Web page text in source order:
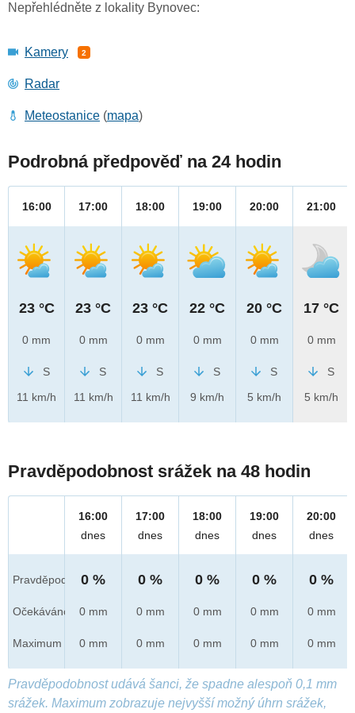
Nepřehlédněte z lokality Bynovec:
Kamery 2
Radar
Meteostanice (mapa)
Podrobná předpověď na 24 hodin
16:00
23 °C
0 mm
S
11 km/h
17:00
23 °C
0 mm
S
11 km/h
18:00
23 °C
0 mm
S
11 km/h
19:00
22 °C
0 mm
S
9 km/h
20:00
20 °C
0 mm
S
5 km/h
21:00
17 °C
0 mm
S
5 km/h
Pravděpodobnost srážek na 48 hodin
Pravděpod.
Očekáváno
Maximum
16:00
dnes
0 %
0 mm
0 mm
17:00
dnes
0 %
0 mm
0 mm
18:00
dnes
0 %
0 mm
0 mm
19:00
dnes
0 %
0 mm
0 mm
20:00
dnes
0 %
0 mm
0 mm
Pravděpodobnost udává šanci, že spadne alespoň 0,1 mm
srážek. Maximum zobrazuje nejvyšší možný úhrn srážek,